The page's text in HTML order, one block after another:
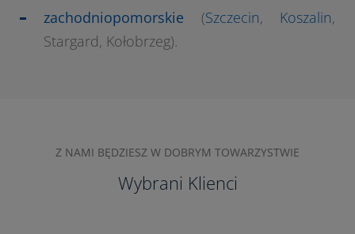
zachodniopomorskie (Szczecin, Koszalin,
Stargard, Kołobrzeg).
Z NAMI BĘDZIESZ W DOBRYM TOWARZYSTWIE
Wybrani Klienci